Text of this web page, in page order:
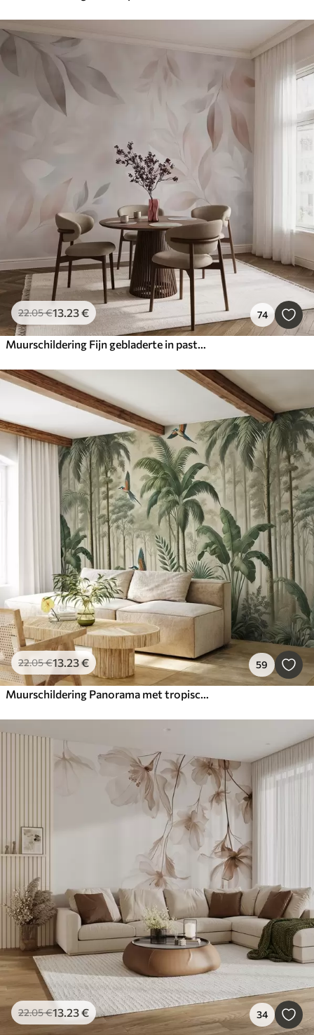
22.05€13.23€ 74
Muurschildering Fijn gebladerte in pastelkleuren
22.05€13.23€ 59
Muurschildering Panorama met tropisch landschap en vogels
22.05€13.23€ 34